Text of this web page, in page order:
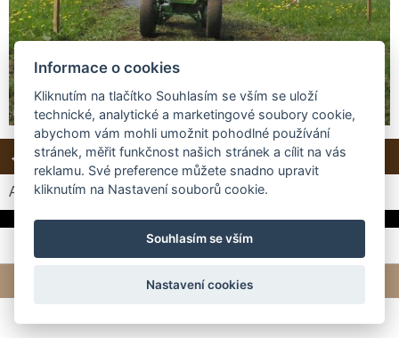
← Předchozí Další → Zpět do složky
Automatické procházení: 3|4|5| 6|7(čas ve vteřinách)
© 2026 eStránky.cz | Tvorba webových stránek
Informace o cookies
Kliknutím na tlačítko Souhlasím se vším se uloží
technické, analytické a marketingové soubory cookie,
abychom vám mohli umožnit pohodlné používání
stránek, měřit funkčnost našich stránek a cílit na vás
reklamu. Své preference můžete snadno upravit
kliknutím na Nastavení souborů cookie.
Souhlasím se vším
Nastavení cookies